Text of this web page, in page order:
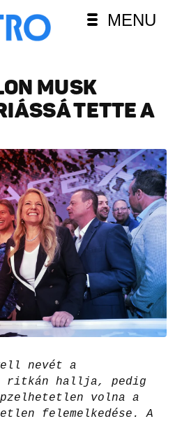
MENU
MUSK
TETTE A
nevét a
ritkán hallja, pedig
volna a
felemelkedése. A